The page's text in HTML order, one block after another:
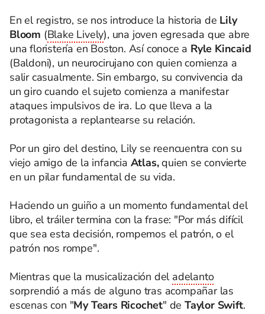
En el registro, se nos introduce la historia de Lily
Bloom (Blake Lively), una joven egresada que abre
una floristería en Boston. Así conoce a Ryle Kincaid
(Baldoni), un neurocirujano con quien comienza a
salir casualmente. Sin embargo, su convivencia da
un giro cuando el sujeto comienza a manifestar
ataques impulsivos de ira. Lo que lleva a la
protagonista a replantearse su relación.
Por un giro del destino, Lily se reencuentra con su
viejo amigo de la infancia Atlas,quien se convierte
en un pilar fundamental de su vida.
Haciendo un guiño a un momento fundamental del
libro, el tráiler termina con la frase: "Por más difícil
que sea esta decisión, rompemos el patrón, o el
patrón nos rompe".
Mientras que la musicalización del adelanto
sorprendió a más de alguno tras acompañar las
escenas con "My Tears Ricochet" deTaylor Swift.